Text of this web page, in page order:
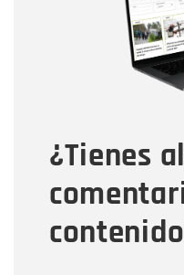
¿Tienes
Correo electrónico
Tipo de
Mensaje